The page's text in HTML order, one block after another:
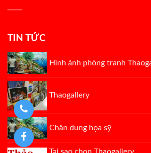
TIN TỨC
Hình ảnh phòng tranh
Thaogallery
Chân dung họa sỹ